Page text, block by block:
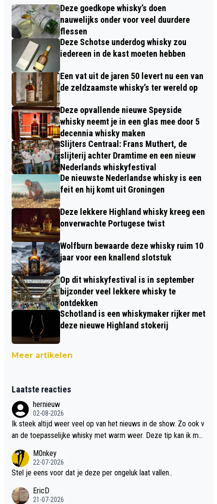
Deze goedkope whisky’s doen
nauwelijks onder voor veel duurdere
flessen
Deze Schotse underdog whisky zou
iedereen in de kast moeten hebben
Een vat uit de jaren 50 levert nu een van
de zeldzaamste whisky’s ter wereld op
Deze opvallende nieuwe Speyside
whisky neemt je in een glas mee door 5
decennia whisky maken
Slijters Centraal: Frans Muthert, de
slijterij achter Dramtime en een nieuw
Nederlands whiskyfestival
De nieuwste Nederlandse whisky is een
feit en hij komt uit Groningen
Deze lekkere Highland whisky kreeg een
onverwachte Portugese twist
Wolfburn bewaarde deze whisky ruim 10
jaar voor een knallend slotstuk
Op dit whiskyfestival is in september
bijzonder veel lekkere whisky te
ontdekken
Schotland is een whiskymaker rijker met
deze nieuwe Highland stokerij
Meer artikelen
Laatste reacties
hernieuw
02-08-2026
Ik steek altijd weer veel op van het nieuws in de show. Zo ook v
an de toepasselijke whisky met warm weer. Deze tip kan ik met
M0nkey
22-07-2026
Stel je eens voor dat je deze per ongeluk laat vallen..
EricD
21-07-2026